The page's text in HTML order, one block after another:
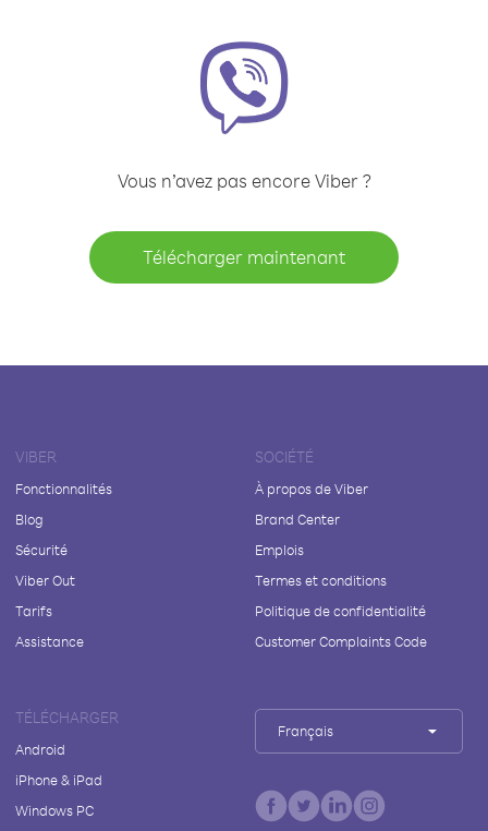
Vous n’avez pas encore Viber ?
Télécharger maintenant
VIBER
Fonctionnalités
Blog
Sécurité
Viber Out
Tarifs
Assistance
SOCIÉTÉ
À propos de Viber
Brand Center
Emplois
Termes et conditions
Politique de confidentialité
Customer Complaints Code
TÉLÉCHARGER
Android
iPhone & iPad
Windows PC
Français